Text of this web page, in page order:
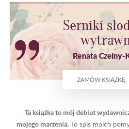
Serniki
Renata Czelny-
ZAMÓW KSIĄŻKĘ
Ta książka to mój debiut
mojego marzenia. To spis moich